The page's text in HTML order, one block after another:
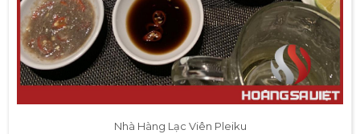
Nhà Hàng Lạc Viên Pleiku